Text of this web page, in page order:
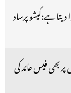
ہے:کیشو پرساد
بھی فیس عائد کی